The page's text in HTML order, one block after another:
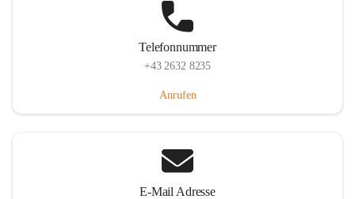
Telefonnummer
+43 2632 8235
Anrufen
E-Mail Adresse